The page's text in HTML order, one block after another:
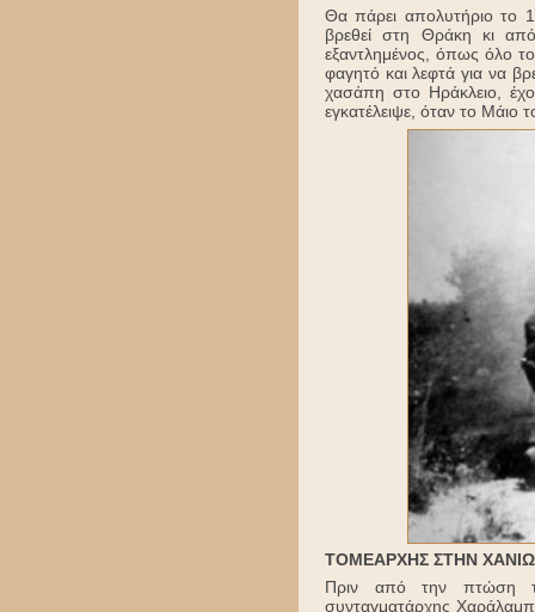
Θα πάρει απολυτήριο το
βρεθεί στη Θράκη κι
εξαντλημένος, όπως όλο
φαγητό και λεφτά για να
χασάπη στο Ηράκλειο,
εγκατέλειψε, όταν το Μάιο
ΤΟΜΕΑΡΧΗΣ ΣΤΗΝ
Πριν από την πτώση
συνταγματάρχης